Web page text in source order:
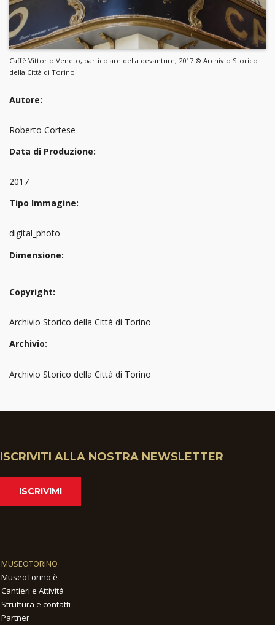
Caffè Vittorio Veneto, particolare della devanture, 2017 © Archivio Storico
della Città di Torino
Autore:
Roberto Cortese
Data di Produzione:
2017
Tipo Immagine:
digital_photo
Dimensione:
Copyright:
Archivio Storico della Città di Torino
Archivio:
Archivio Storico della Città di Torino
ISCRIVITI ALLA NOSTRA NEWSLETTER
ISCRIVIMI
MUSEOTORINO
MuseoTorino è
Cantieri e Attività
Struttura e contatti
Partner